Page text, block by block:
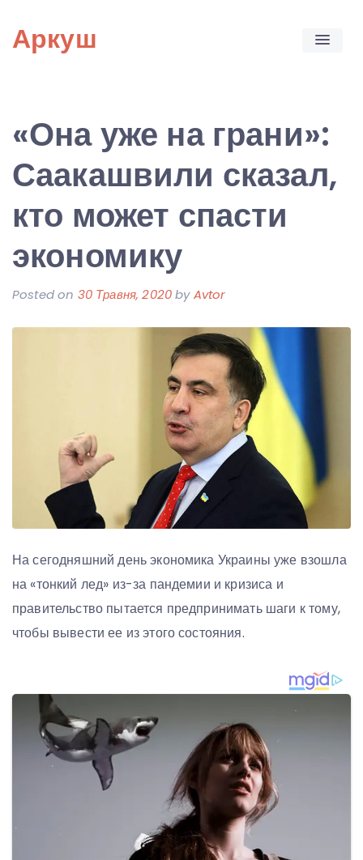
content
Аркуш
«Она уже на грани»:
Саакашвили сказал,
кто может спасти
экономику
Posted on 30 Травня, 2020byAvtor
На сегодняшний день экономика Украины уже взошла
на «тонкий лед» из-за пандемии и кризиса и
правительство пытается предпринимать шаги к тому,
чтобы вывести ее из этого состояния.